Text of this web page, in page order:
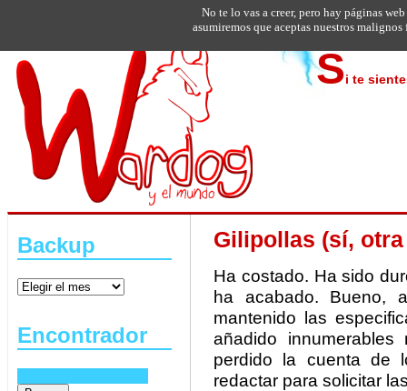
Si te
Backup
Encontrador
Gilipollas (sí, otra
Ha costado. Ha sido
ha acabado. Bueno,
mantenido las
añadido
perdido la cuenta de
redactar para solicitar
No te lo vas a creer, pero hay páginas
asumiremos que aceptas nuestros